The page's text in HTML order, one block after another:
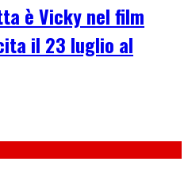
è Vicky nel film
il 23 luglio al